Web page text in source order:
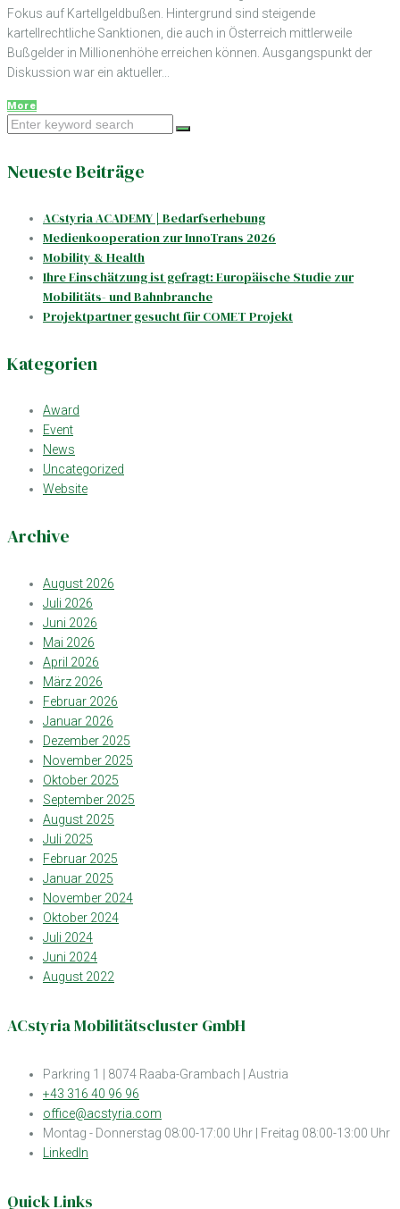
Fokus auf Kartellgeldbußen. Hintergrund sind steigende
kartellrechtliche Sanktionen, die auch in Österreich mittlerweile
Bußgelder in Millionenhöhe erreichen können. Ausgangspunkt der
Diskussion war ein aktueller...
More
Search
Neueste Beiträge
ACstyria ACADEMY | Bedarfserhebung
Medienkooperation zur InnoTrans 2026
Mobility & Health
Ihre Einschätzung ist gefragt: Europäische Studie zur
Mobilitäts- und Bahnbranche
Projektpartner gesucht für COMET Projekt
Kategorien
Award
Event
News
Uncategorized
Website
Archive
August 2026
Juli 2026
Juni 2026
Mai 2026
April 2026
März 2026
Februar 2026
Januar 2026
Dezember 2025
November 2025
Oktober 2025
September 2025
August 2025
Juli 2025
Februar 2025
Januar 2025
November 2024
Oktober 2024
Juli 2024
Juni 2024
August 2022
ACstyria Mobilitätscluster GmbH
Parkring 1 | 8074 Raaba-Grambach | Austria
+43 316 40 96 96
office@acstyria.com
Montag - Donnerstag 08:00-17:00 Uhr | Freitag 08:00-13:00 Uhr
LinkedIn
Quick Links